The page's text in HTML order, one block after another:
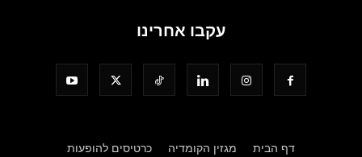
עקבו אחרינו
דף הבית מגזין הקומדיה כרטיסים להופעות